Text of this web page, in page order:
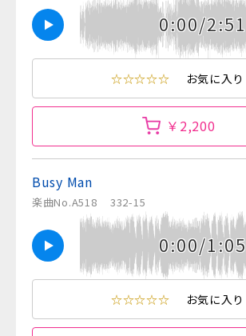
0:00/2:51
☆☆☆☆☆ お気に入り
￥2,200
Busy Man
楽曲No.A518 332-15
0:00/1:05
☆☆☆☆☆ お気に入り